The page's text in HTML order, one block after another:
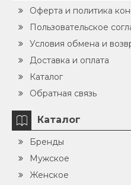
Оферта и политика
Пользовательское
Условия обмена и
Доставка и оплата
Каталог
Обратная связь
Каталог
Бренды
Мужское
Женское